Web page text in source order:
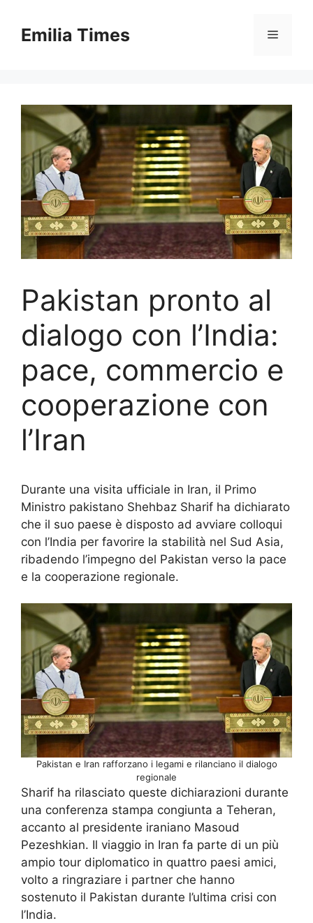
contentEmilia Times Menu
Pakistan pronto al
dialogo con l’India:
pace, commercio e
cooperazione con
l’Iran
Durante una visita ufficiale in Iran, il Primo
Ministro pakistano Shehbaz Sharif ha dichiarato
che il suo paese è disposto ad avviare colloqui
con l’India per favorire la stabilità nel Sud Asia,
ribadendo l’impegno del Pakistan verso la pace
e la cooperazione regionale.
Pakistan e Iran rafforzano i legami e rilanciano il dialogo
regionale
Sharif ha rilasciato queste dichiarazioni durante
una conferenza stampa congiunta a Teheran,
accanto al presidente iraniano Masoud
Pezeshkian. Il viaggio in Iran fa parte di un più
ampio tour diplomatico in quattro paesi amici,
volto a ringraziare i partner che hanno
sostenuto il Pakistan durante l’ultima crisi con
l’India.